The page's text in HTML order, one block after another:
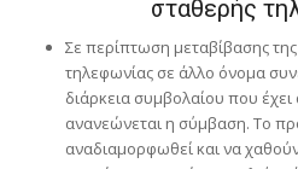
σταθερής
Σε περίπτωση μεταβίβασης
τηλεφωνίας σε άλλο όνομα
διάρκεια συμβολαίου που έχει
ανανεώνεται η σύμβαση. Το
αναδιαμορφωθεί και να